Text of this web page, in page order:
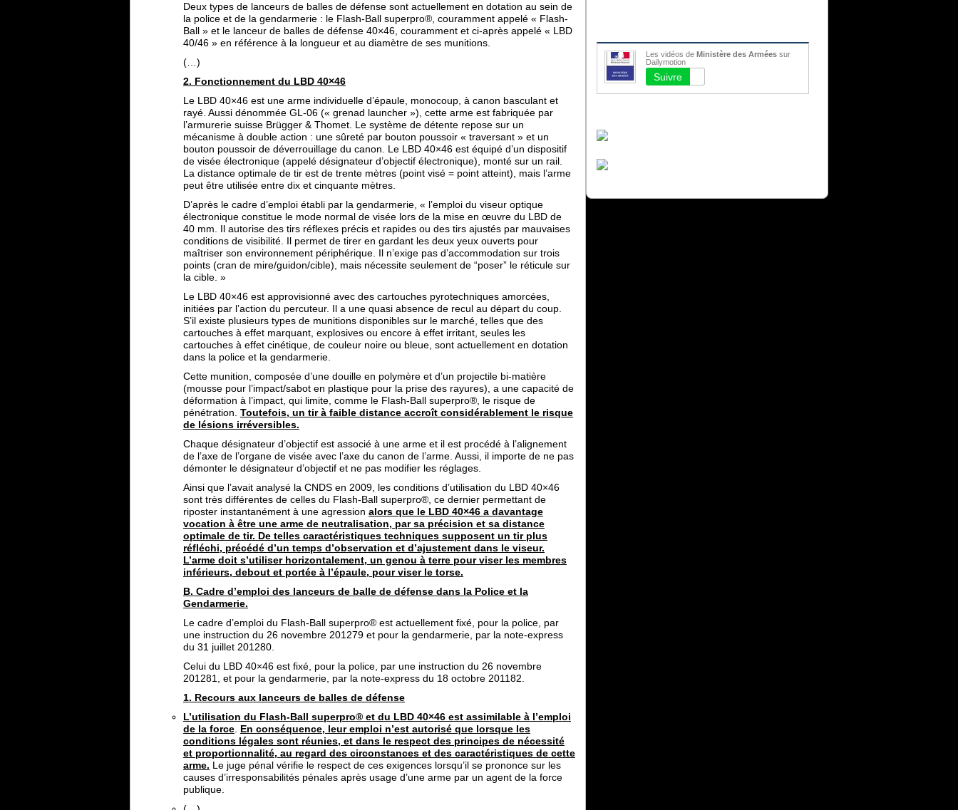
Deux types de lanceurs de balles de défense sont actuellement en dotation au sein de
la police et de la gendarmerie : le Flash-Ball superpro®, couramment appelé « Flash-
Ball » et le lanceur de balles de défense 40×46, couramment et ci-après appelé « LBD
40/46 » en référence à la longueur et au diamètre de ses munitions.
(…)
2. Fonctionnement du LBD 40×46
Le LBD 40×46 est une arme individuelle d’épaule, monocoup, à canon basculant et
rayé. Aussi dénommée GL-06 (« grenad launcher »), cette arme est fabriquée par
l’armurerie suisse Brügger & Thomet. Le système de détente repose sur un
mécanisme à double action : une sûreté par bouton poussoir « traversant » et un
bouton poussoir de déverrouillage du canon. Le LBD 40×46 est équipé d’un dispositif
de visée électronique (appelé désignateur d’objectif électronique), monté sur un rail.
La distance optimale de tir est de trente mètres (point visé = point atteint), mais l’arme
peut être utilisée entre dix et cinquante mètres.
D’après le cadre d’emploi établi par la gendarmerie, « l’emploi du viseur optique
électronique constitue le mode normal de visée lors de la mise en œuvre du LBD de
40 mm. Il autorise des tirs réflexes précis et rapides ou des tirs ajustés par mauvaises
conditions de visibilité. Il permet de tirer en gardant les deux yeux ouverts pour
maîtriser son environnement périphérique. Il n’exige pas d’accommodation sur trois
points (cran de mire/guidon/cible), mais nécessite seulement de “poser” le réticule sur
la cible. »
Le LBD 40×46 est approvisionné avec des cartouches pyrotechniques amorcées,
initiées par l’action du percuteur. Il a une quasi absence de recul au départ du coup.
S’il existe plusieurs types de munitions disponibles sur le marché, telles que des
cartouches à effet marquant, explosives ou encore à effet irritant, seules les
cartouches à effet cinétique, de couleur noire ou bleue, sont actuellement en dotation
dans la police et la gendarmerie.
Cette munition, composée d’une douille en polymère et d’un projectile bi-matière
(mousse pour l’impact/sabot en plastique pour la prise des rayures), a une capacité de
déformation à l’impact, qui limite, comme le Flash-Ball superpro®, le risque de
pénétration. Toutefois, un tir à faible distance accroît considérablement le risque
de lésions irréversibles.
Chaque désignateur d’objectif est associé à une arme et il est procédé à l’alignement
de l’axe de l’organe de visée avec l’axe du canon de l’arme. Aussi, il importe de ne pas
démonter le désignateur d’objectif et ne pas modifier les réglages.
Ainsi que l’avait analysé la CNDS en 2009, les conditions d’utilisation du LBD 40×46
sont très différentes de celles du Flash-Ball superpro®, ce dernier permettant de
riposter instantanément à une agression alors que le LBD 40×46 a davantage
vocation à être une arme de neutralisation, par sa précision et sa distance
optimale de tir. De telles caractéristiques techniques supposent un tir plus
réfléchi, précédé d’un temps d’observation et d’ajustement dans le viseur.
L’arme doit s’utiliser horizontalement, un genou à terre pour viser les membres
inférieurs, debout et portée à l’épaule, pour viser le torse.
B. Cadre d’emploi des lanceurs de balle de défense dans la Police et la
Gendarmerie.
Le cadre d’emploi du Flash-Ball superpro® est actuellement fixé, pour la police, par
une instruction du 26 novembre 201279 et pour la gendarmerie, par la note-express
du 31 juillet 201280.
Celui du LBD 40×46 est fixé, pour la police, par une instruction du 26 novembre
201281, et pour la gendarmerie, par la note-express du 18 octobre 201182.
1. Recours aux lanceurs de balles de défense
L’utilisation du Flash-Ball superpro® et du LBD 40×46 est assimilable à l’emploi
de la force En conséquence, leur emploi n’est autorisé que lorsque les
conditions légales sont réunies, et dans le respect des principes de nécessité
et proportionnalité, au regard des circonstances et des caractéristiques de cette
arme. Le juge pénal vérifie le respect de ces exigences lorsqu’il se prononce sur les
causes d’irresponsabilités pénales après usage d’une arme par un agent de la force
publique.